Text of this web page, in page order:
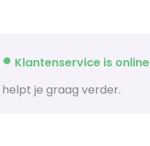
Klantenservice is online
helpt je graag verder.